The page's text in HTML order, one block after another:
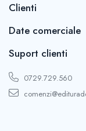
Clienti
Date comerciale
Suport clienti
0729.729.560